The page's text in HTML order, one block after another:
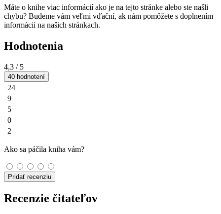
Máte o knihe viac informácií ako je na tejto stránke alebo ste našli
chybu? Budeme vám veľmi vďační, ak nám pomôžete s doplnením
informácií na našich stránkach.
Hodnotenia
4,3 / 5
40 hodnotení
24
9
5
0
2
Ako sa páčila kniha vám?
Pridať recenziu
Recenzie čitateľov